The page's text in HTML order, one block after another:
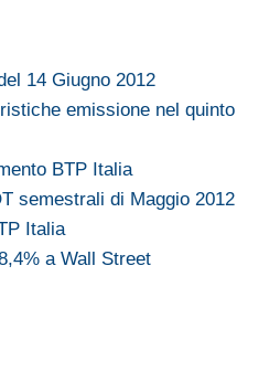
14 Giugno 2012
emissione nel quinto
BTP Italia
semestrali di Maggio 2012
Italia
a Wall Street